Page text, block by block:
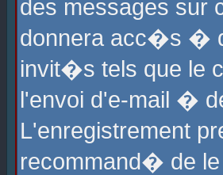
des messages sur
donnera acc�s �
invit�s tels que le
l'envoi d'e-mail �
L'enregistrement
recommand� de le